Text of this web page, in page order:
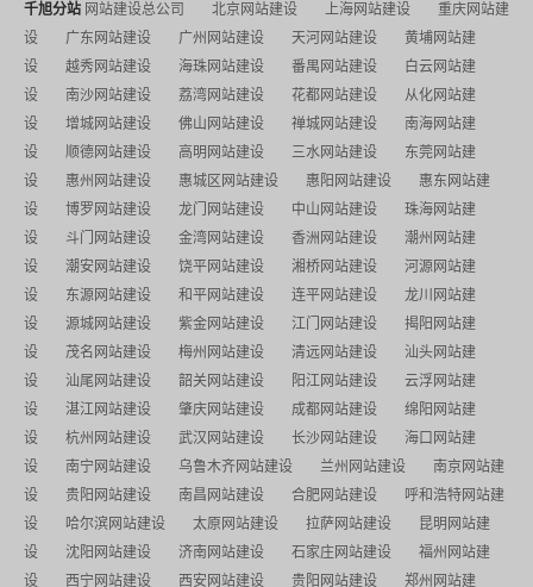
千旭分站 网站建设总公司 北京网站建设 上海网站建设
重庆网站建
设
广东网站建设 广州网站建设 天河网站建设
黄埔网站建
设
越秀网站建设 海珠网站建设 番禺网站建设
白云网站建
设
南沙网站建设 荔湾网站建设 花都网站建设
从化网站建
设
增城网站建设 佛山网站建设 禅城网站建设
南海网站建
设
顺德网站建设 高明网站建设 三水网站建设
东莞网站建
设
惠州网站建设 惠城区网站建设 惠阳网站建设
惠东网站建
设
博罗网站建设 龙门网站建设 中山网站建设
珠海网站建
设
斗门网站建设 金湾网站建设 香洲网站建设
潮州网站建
设
潮安网站建设 饶平网站建设 湘桥网站建设
河源网站建
设
东源网站建设 和平网站建设 连平网站建设
龙川网站建
设
源城网站建设 紫金网站建设 江门网站建设
揭阳网站建
设
茂名网站建设 梅州网站建设 清远网站建设
汕头网站建
设
汕尾网站建设 韶关网站建设 阳江网站建设
云浮网站建
设
湛江网站建设 肇庆网站建设 成都网站建设
绵阳网站建
设
杭州网站建设 武汉网站建设 长沙网站建设
海口网站建
设
南宁网站建设 乌鲁木齐网站建设 兰州网站建设
南京网站建
设
贵阳网站建设 南昌网站建设 合肥网站建设
呼和浩特网站建
设
哈尔滨网站建设 太原网站建设 拉萨网站建设
昆明网站建
设
沈阳网站建设 济南网站建设 石家庄网站建设
福州网站建
设
西宁网站建设 西安网站建设 贵阳网站建设 郑州网站建